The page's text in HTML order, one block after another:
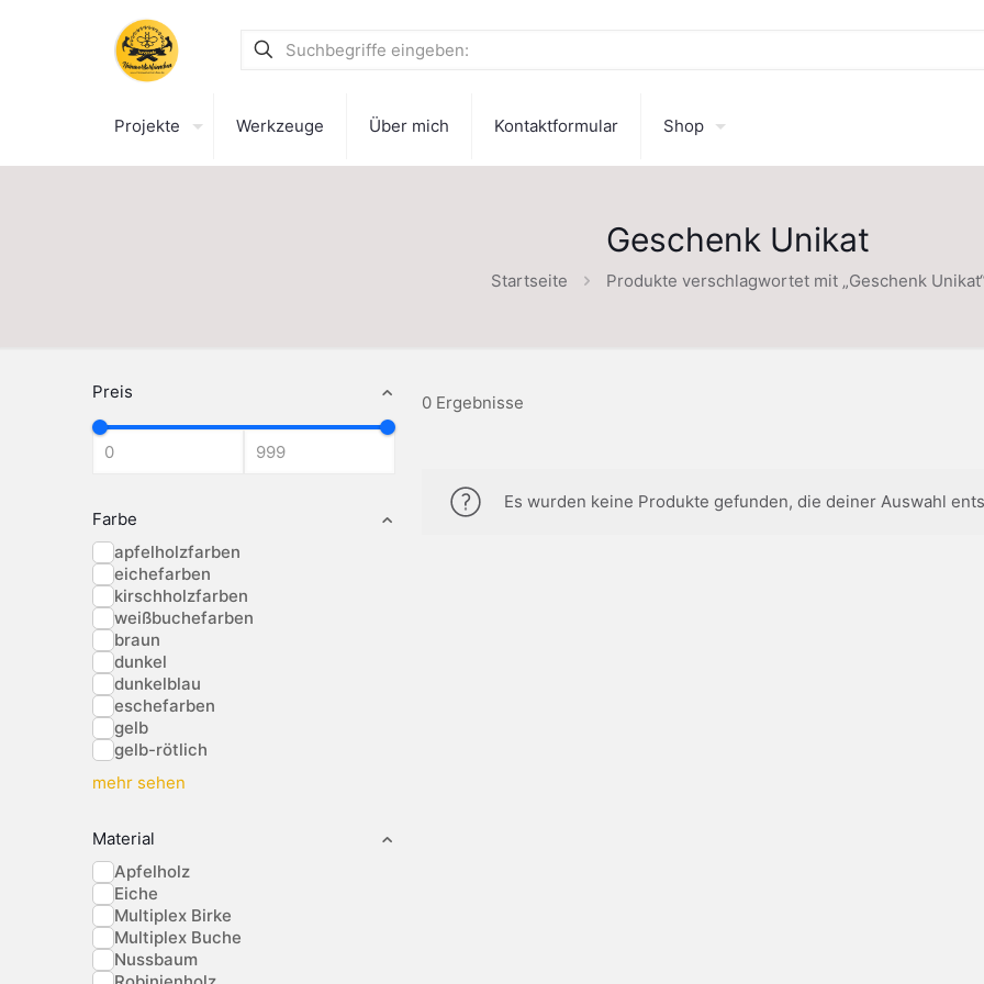
Projekte Werkzeuge Über mich Kontaktformular Shop
Geschenk Unikat
Startseite Produkte verschlagwortet mit „Geschenk
Preis
Farbe
apfelholzfarben
eichefarben
kirschholzfarben
weißbuchefarben
braun
dunkel
dunkelblau
eschefarben
gelb
gelb-rötlich
mehr sehen
Material
Apfelholz
Eiche
Multiplex Birke
Multiplex Buche
Nussbaum
0 Ergebnisse
Es wurden keine Produkte gefunden, die deiner Auswahl